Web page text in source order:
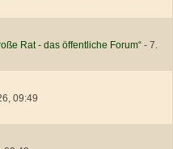
Rat - das öffentliche Forum“ - 7.
09:49